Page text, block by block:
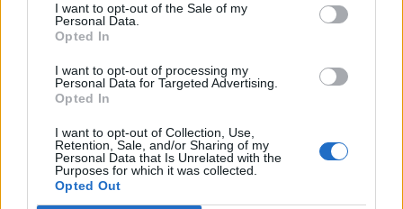
I want to opt-out of the Sale of my
Personal Data.
Opted In
I want to opt-out of processing my
Personal Data for Targeted Advertising.
Opted In
I want to opt-out of Collection, Use,
Retention, Sale, and/or Sharing of my
Personal Data that Is Unrelated with the
Purposes for which it was collected.
Opted Out
Facebook